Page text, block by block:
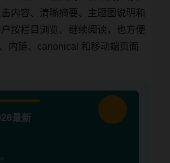
内容、清晰摘要、主题图说明和
按栏目浏览、继续阅读，也方便
内链、canonical 和移动端页面